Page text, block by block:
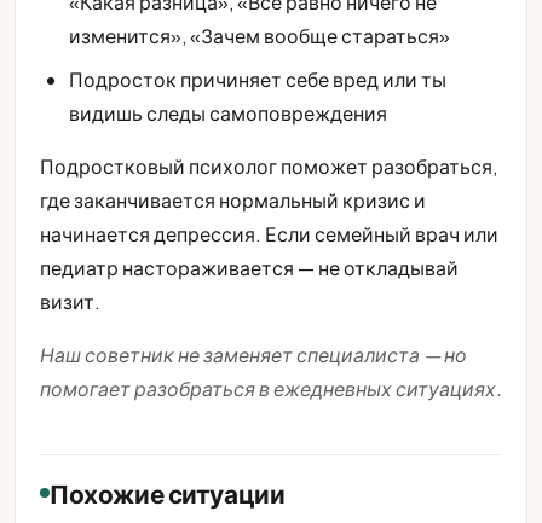
изменится», «Зачем вообще стараться»
Подросток причиняет себе вред или ты
видишь следы самоповреждения
Подростковый психолог поможет разобраться,
где заканчивается нормальный кризис и
начинается депрессия. Если семейный врач или
педиатр настораживается — не откладывай
визит.
Наш советник не заменяет специалиста — но
помогает разобраться в ежедневных ситуациях.
Похожие ситуации